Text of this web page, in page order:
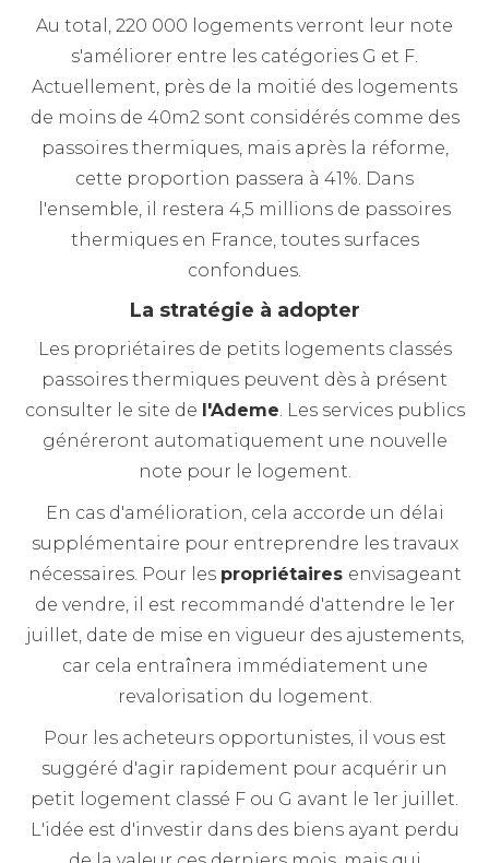
Au total, 220 000 logements verront leur note
s'améliorer entre les catégories G et F.
Actuellement, près de la moitié des logements
de moins de 40m2 sont considérés comme des
passoires thermiques, mais après la réforme,
cette proportion passera à 41%. Dans
l'ensemble, il restera 4,5 millions de passoires
thermiques en France, toutes surfaces
confondues.
La stratégie à adopter
Les propriétaires de petits logements classés
passoires thermiques peuvent dès à présent
consulter le site de l'Ademe. Les services publics
généreront automatiquement une nouvelle
note pour le logement.
En cas d'amélioration, cela accorde un délai
supplémentaire pour entreprendre les travaux
nécessaires. Pour les propriétaires envisageant
de vendre, il est recommandé d'attendre le 1er
juillet, date de mise en vigueur des ajustements,
car cela entraînera immédiatement une
revalorisation du logement.
Pour les acheteurs opportunistes, il vous est
suggéré d'agir rapidement pour acquérir un
petit logement classé F ou G avant le 1er juillet.
L'idée est d'investir dans des biens ayant perdu